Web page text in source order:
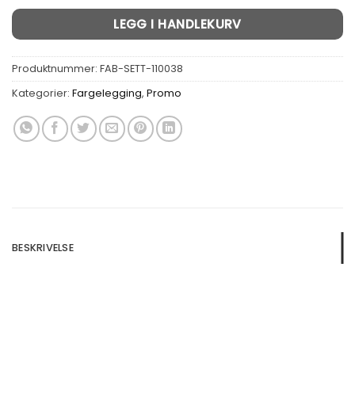
LEGG I HANDLEKURV
Alternative:
Produktnummer: FAB-SETT-110038
Kategorier: Fargelegging, Promo
BESKRIVELSE